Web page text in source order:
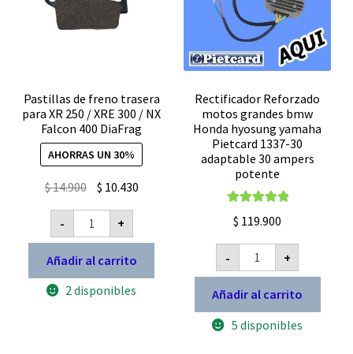
Pastillas de freno trasera
para XR 250 / XRE 300 / NX
Falcon 400 DiaFrag
AHORRAS UN 30%
$14.900 El
original
era:
$ 14.900.
$ 10.430El
es:
-
Pastillas
freno
trasera
para
XR
250
+
Añadir al carrito
2 disponibles
Rectificador Reforzado
motos grandes bmw
Honda hyosung yamaha
Pietcard 1337-30
adaptable 30 ampers
potente
$ 119.900
-
Rectificador
Reforzado
motos
grandes
bmw
Honda
hyosung
+
Añadir al carrito
5 disponibles